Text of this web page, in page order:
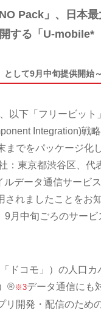
Pack」、日本最
する「U-mobile*
して9月中旬提供開始～
以下「フリービット
Integration)戦略
までをパッケージ化
：東京都渋谷区、代
データ通信サービス
されましたことをお
月中旬ごろのサービ
ドコモ」）の人口カ
®※3データ通信にも
リ開発・配信のため